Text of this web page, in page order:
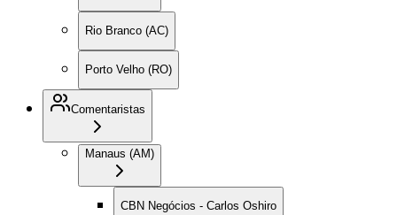
Rio Branco (AC)
Porto Velho (RO)
Comentaristas
Manaus (AM)
CBN Negócios - Carlos Oshiro